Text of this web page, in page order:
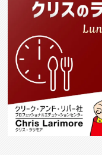
クリエイター求人を
CREATIVE JOB求
特集求人
採用説明会
転職支援サービス
CONTENTS
スキルアップしたい！